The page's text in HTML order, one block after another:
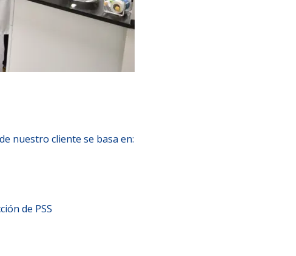
nuestro cliente se basa en:
de PSS